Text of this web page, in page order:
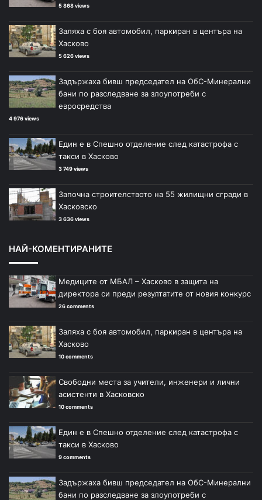
5 868 views
Заляха с боя автомобил, паркиран в центъра на
Хасково
5 626 views
Задържаха бивш председател на ОбС-Минерални
бани по разследване за злоупотреби с
евросредства
4 976 views
Един е в Спешно отделение след катастрофа с
такси в Хасково
3 749 views
Започна строителството на 55 жилищни сгради в
Хасковско
3 636 views
НАЙ-КОМЕНТИРАНИТЕ
Медиците от МБАЛ – Хасково в защита на
директора си преди резултатите от новия конкурс
26 comments
Заляха с боя автомобил, паркиран в центъра на
Хасково
10 comments
Свободни места за учители, инженери и лични
асистенти в Хасковско
10 comments
Един е в Спешно отделение след катастрофа с
такси в Хасково
9 comments
Задържаха бивш председател на ОбС-Минерални
бани по разследване за злоупотреби с